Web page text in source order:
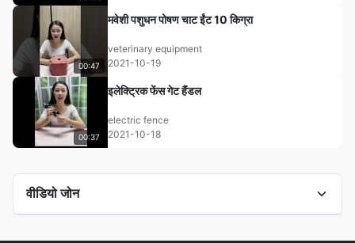
00:47
मवेशी पशुधन पोषण चाट ईंट 10 किग्रा
veterinary equipment
2021-10-19
00:37
इलेक्ट्रिक फेंस गेट हैंडल
electric fence
2021-10-18
वीडियो जोन